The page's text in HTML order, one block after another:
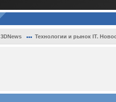
3DNews Технологии и рынок IT.